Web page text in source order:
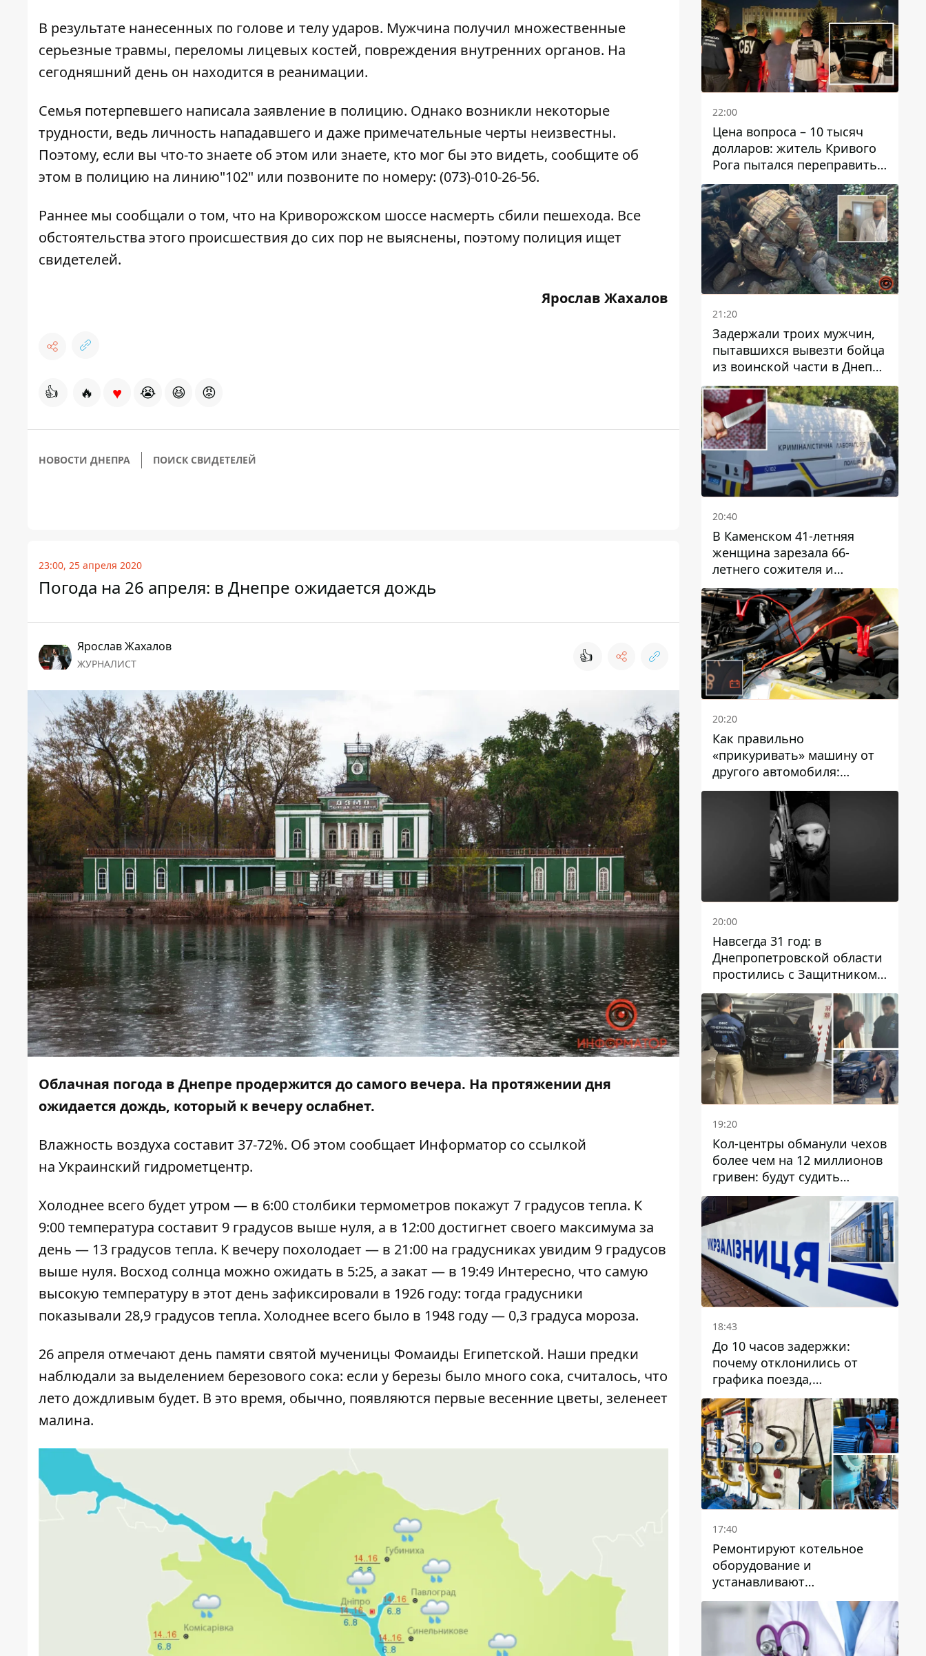
В результате нанесенных по голове и телу ударов. Мужчина получил множественные
серьезные травмы, переломы лицевых костей, повреждения внутренних органов. На
сегодняшний день он находится в реанимации.
Семья потерпевшего написала заявление в полицию. Однако возникли некоторые
трудности, ведь личность нападавшего и даже примечательные черты неизвестны.
Поэтому, если вы что-то знаете об этом или знаете, кто мог бы это видеть, сообщите об
этом в полицию на линию"102" или позвоните по номеру: (073)-010-26-56.
Раннее мы сообщали о том, что на Криворожском шоссе насмерть сбили пешехода. Все
обстоятельства этого происшествия до сих пор не выяснены, поэтому полиция ищет
свидетелей.
Ярослав Жахалов
👍 🔥 ♥ 😭 😆 😡
НОВОСТИ ДНЕПРА ПОИСК СВИДЕТЕЛЕЙ
23:00, 25 апреля 2020
Погода на 26 апреля: в Днепре ожидается дождь
Ярослав Жахалов
ЖУРНАЛИСТ 👍
Облачная погода в Днепре продержится до самого вечера. На протяжении дня
ожидается дождь, который к вечеру ослабнет.
Влажность воздуха составит 37-72%. Об этом сообщает Информатор со ссылкой
на Украинский гидрометцентр.
Холоднее всего будет утром — в 6:00 столбики термометров покажут 7 градусов тепла. К
9:00 температура составит 9 градусов выше нуля, а в 12:00 достигнет своего максимума за
день — 13 градусов тепла. К вечеру похолодает — в 21:00 на градусниках увидим 9 градусов
выше нуля. Восход солнца можно ожидать в 5:25, а закат — в 19:49 Интересно, что самую
высокую температуру в этот день зафиксировали в 1926 году: тогда градусники
показывали 28,9 градусов тепла. Холоднее всего было в 1948 году — 0,3 градуса мороза.
26 апреля отмечают день памяти святой мученицы Фомаиды Египетской. Наши предки
наблюдали за выделением березового сока: если у березы было много сока, считалось, что
лето дождливым будет. В это время, обычно, появляются первые весенние цветы, зеленеет
малина.
22:00
Цена вопроса – 10 тысяч
долларов: житель Кривого
Рога пытался переправить
мужчину в Словакию
21:20
Задержали троих мужчин,
пытавшихся вывезти бойца
из воинской части в Днепр
за 7 тысяч долларов: среди
них был врач
20:40
В Каменском 41-летняя
женщина зарезала 66-
летнего сожителя и
пыталась обмануть
полицейских
20:20
Как правильно
«прикуривать» машину от
другого автомобиля:
инструкция для водителей
20:00
Навсегда 31 год: в
Днепропетровской области
простились с Защитником
Александром Репиным
19:20
Кол-центры обманули чехов
более чем на 12 миллионов
гривен: будут судить
днепрянина,
организовавшего
транснациональную
преступную организацию
18:43
До 10 часов задержки:
почему отклонились от
графика поезда,
курсирующие через Днепр
и область
17:40
Ремонтируют котельное
оборудование и
устанавливают
генераторные установки:
как в Днепре готовятся к
отопительному сезону